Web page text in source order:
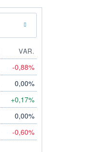
VAR.
-0,88%
0,00%
+0,17%
0,00%
-0,60%